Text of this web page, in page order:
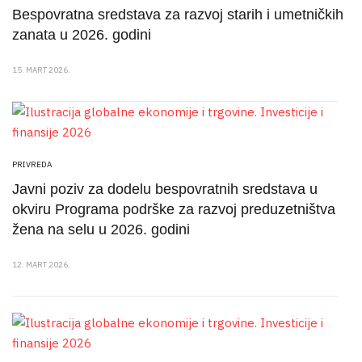
Bespovratna sredstava za razvoj starih i umetničkih
zanata u 2026. godini
15. MART 2026.
PRIVREDA
Javni poziv za dodelu bespovratnih sredstava u
okviru Programa podrške za razvoj preduzetništva
žena na selu u 2026. godini
12. MART 2026.